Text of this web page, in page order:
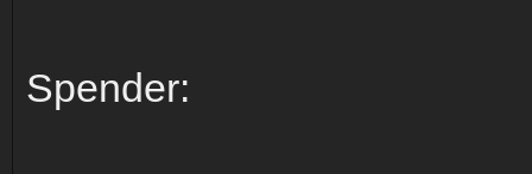
Spender: